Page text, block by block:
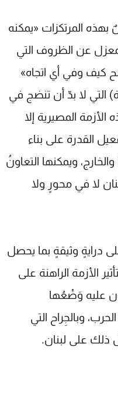
المرتكزات «يمكنه
عن الظروف التي
كيف وفي أي اتجاه»
التي لا بدّ أن تنضج في
الأزمة المصيرية إلا
القدرة على بناء
ويمكنها التعاونُ
لا في محورٍ ولا
درايةٍ وثيقةٍ بما يحصل
الأزمة الراهنة على
عليه وَضْعُها
وبالجِراح التي
ذلك على لبنان.